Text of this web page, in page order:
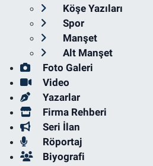
Köşe Yazıları
Spor
Manşet
Alt Manşet
Foto Galeri
Video
Yazarlar
Firma Rehberi
Seri İlan
Röportaj
Biyografi